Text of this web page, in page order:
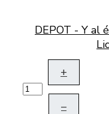
DEPOT - Y al
+
–